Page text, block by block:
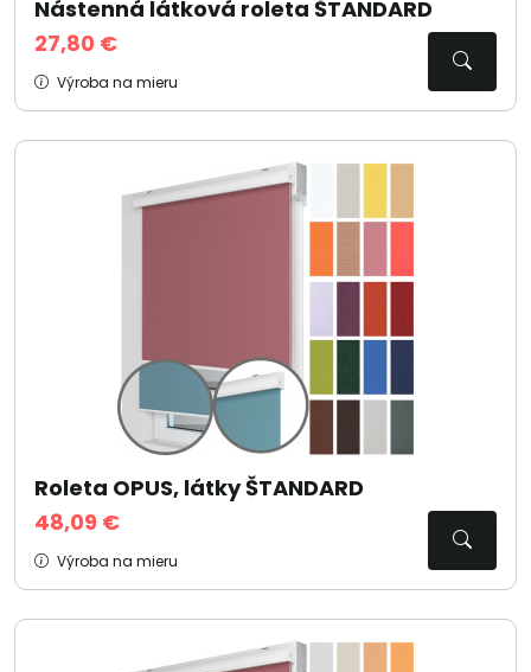
Nástenná látková roleta ŠTANDARD
27,80 €
Výroba na mieru
Roleta OPUS, látky ŠTANDARD
48,09 €
Výroba na mieru